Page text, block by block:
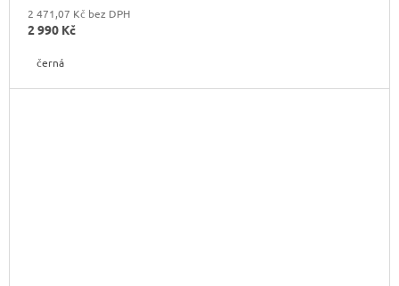
2 471,07 Kč bez DPH
2 990 Kč
černá